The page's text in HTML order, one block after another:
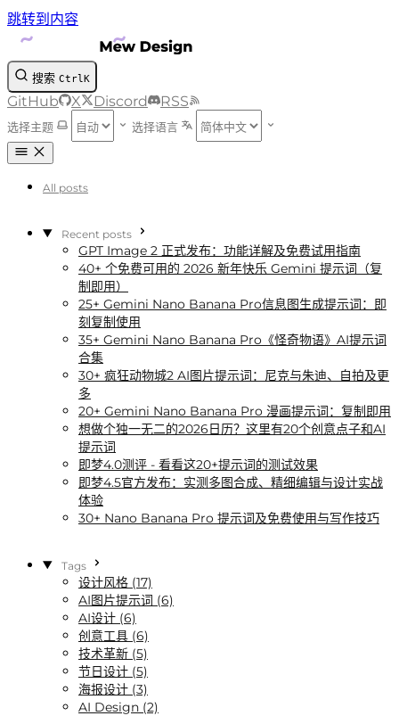
跳转到内容
搜索 CtrlK
GitHub X Discord RSS
选择主题 选择语言
All posts
Recent posts
GPT Image 2 正式发布：功能详解及免费试用指南
40+ 个免费可用的 2026 新年快乐 Gemini 提示词（复
制即用）
25+ Gemini Nano Banana Pro信息图生成提示词：即
刻复制使用
35+ Gemini Nano Banana Pro《怪奇物语》AI提示词
合集
30+ 疯狂动物城2 AI图片提示词：尼克与朱迪、自拍及更
多
20+ Gemini Nano Banana Pro 漫画提示词：复制即用
想做个独一无二的2026日历？这里有20个创意点子和AI
提示词
即梦4.0测评 - 看看这20+提示词的测试效果
即梦4.5官方发布：实测多图合成、精细编辑与设计实战
体验
30+ Nano Banana Pro 提示词及免费使用与写作技巧
Tags
设计风格 (17)
AI图片提示词 (6)
AI设计 (6)
创意工具 (6)
技术革新 (5)
节日设计 (5)
海报设计 (3)
AI Design (2)